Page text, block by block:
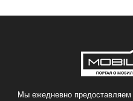
Мы ежедневно